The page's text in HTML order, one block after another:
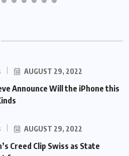
AUGUST 29, 2022
Announce Will the iPhone this
AUGUST 29, 2022
Creed Clip Swiss as State